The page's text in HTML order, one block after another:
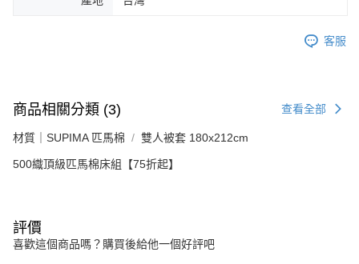
客服
商品相關分類 (3) 查看全部
材質｜SUPIMA 匹馬棉 雙人被套 180x212cm
500織頂級匹馬棉床組【75折起】
評價
喜歡這個商品嗎？購買後給他一個好評吧